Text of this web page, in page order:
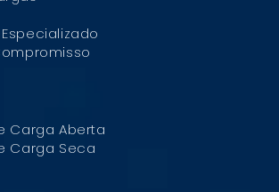
800 - Santo Antônio, Joinville -
© 2026 Todos os direitos Reservados.
W3C